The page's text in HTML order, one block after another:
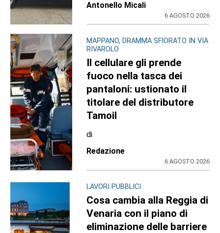
Antonello Micali
6 AGOSTO 2026
MAPPANO, DRAMMA SFIORATO IN VIA
RIVAROLO
Il cellulare gli prende
fuoco nella tasca dei
pantaloni: ustionato il
titolare del distributore
Tamoil
di
Redazione
6 AGOSTO 2026
LAVORI PUBBLICI
Cosa cambia alla Reggia di
Venaria con il piano di
eliminazione delle barriere